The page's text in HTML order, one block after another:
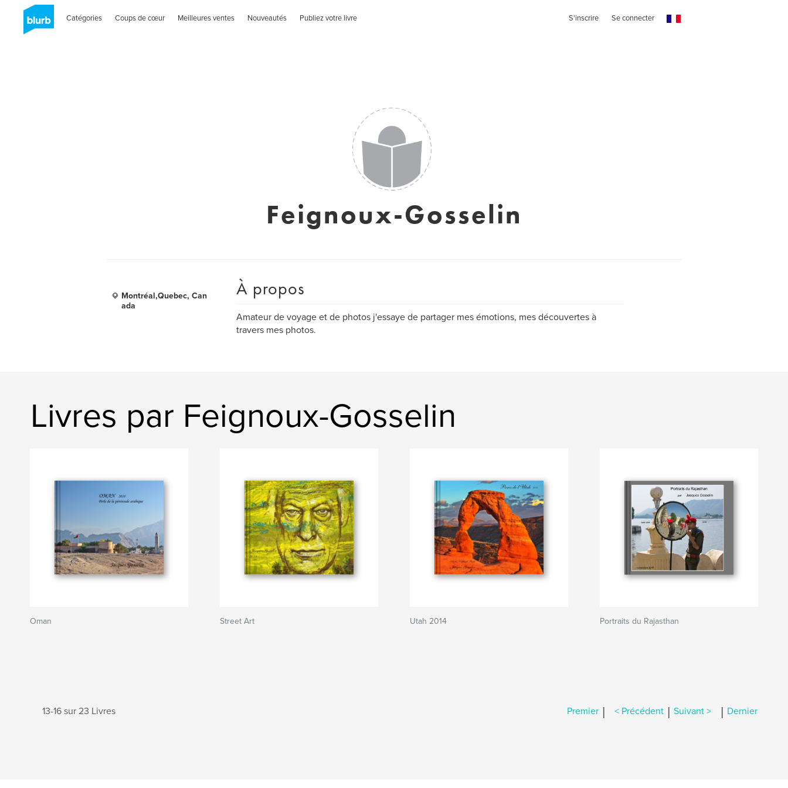
Catégories Coups de cœur Meilleures ventes Nouveautés Publiez votre livre S'inscrire Se connecter
Feignoux-Gosselin
Montréal,Quebec, Can
ada
À propos
Amateur de voyage et de photos j'essaye de partager mes émotions, mes découvertes à
travers mes photos.
Livres par Feignoux-Gosselin
Oman Street Art Utah 2014 Portraits du Rajasthan
13-16 sur 23 Livres Premier | < Précédent | Suivant > | Dernier